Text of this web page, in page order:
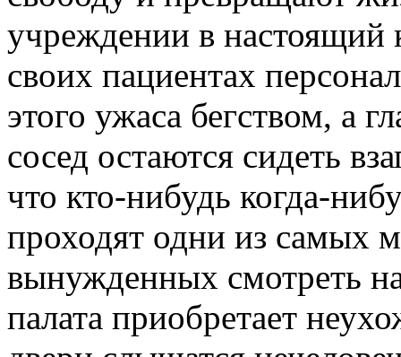
учреждении в
своих пациентах
этого ужаса бегством, а
сосед остаются сидеть
что кто-нибудь когда-
проходят одни из самых
вынужденных смотреть
палата приобретает